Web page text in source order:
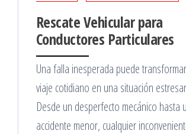
Rescate Vehicular para
Conductores Particulares
Una falla inesperada puede
viaje cotidiano en una situación
Desde un desperfecto mecánico hasta
accidente menor, cualquier